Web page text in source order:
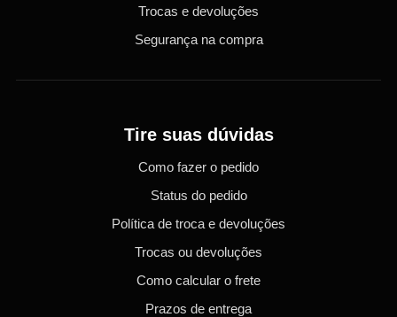
Trocas e devoluções
Segurança na compra
Tire suas dúvidas
Como fazer o pedido
Status do pedido
Política de troca e devoluções
Trocas ou devoluções
Como calcular o frete
Prazos de entrega